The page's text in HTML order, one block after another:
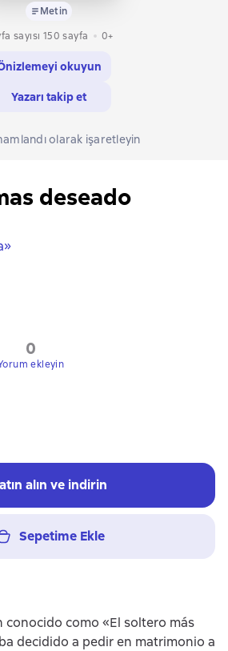
Metin
sayısı 150 sayfa
0+
okuyun
Yazarı takip et
olarak işaretleyin
deseado
0
ekleyin
alın ve indirin
Sepetime Ekle
conocido como «El soltero más
decidido a pedir en matrimonio a